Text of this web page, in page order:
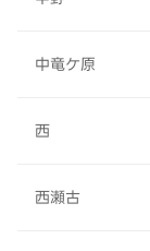
中竜ケ原
西
西瀬古